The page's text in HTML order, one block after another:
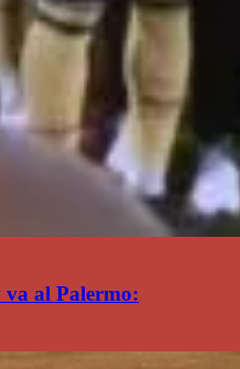
al Palermo: